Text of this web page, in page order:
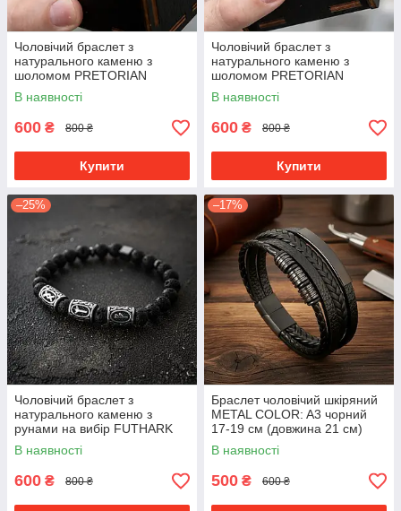
Чоловічий браслет з
натурального каменю з
шоломом PRETORIAN
преміум якість
В наявності
600 ₴ 800 ₴
Купити
Чоловічий браслет з
натурального каменю з
шоломом PRETORIAN
преміум якість
В наявності
600 ₴ 800 ₴
Купити
–25%
Чоловічий браслет з
натурального каменю з
рунами на вибір FUTHARK
преміум якість
В наявності
600 ₴ 800 ₴
–17%
Браслет чоловічий шкіряний
METAL COLOR: A3 чорний
17-19 см (довжина 21 см)
В наявності
500 ₴ 600 ₴